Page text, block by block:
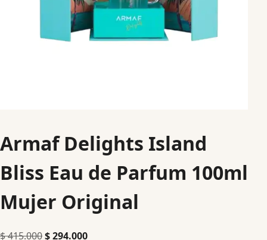
Armaf Delights Island
Bliss Eau de Parfum 100ml
Mujer Original
$415.000$294.000